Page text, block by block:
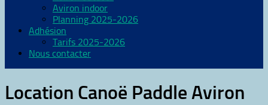
Aviron indoor
Planning 2025-2026
Adhésion
Tarifs 2025-2026
Nous contacter
Location Canoë Paddle Aviron